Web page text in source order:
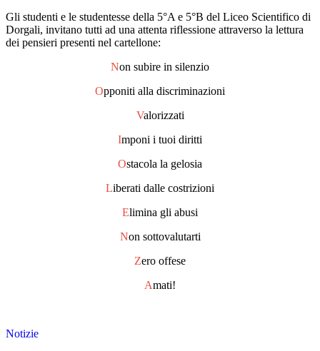
Gli studenti e le studentesse della 5°A e 5°B del Liceo Scientifico di
Dorgali, invitano tutti ad una attenta riflessione attraverso la lettura
dei pensieri presenti nel cartellone:
Non subire in silenzio
Opponiti alla discriminazioni
Valorizzati
Imponi i tuoi diritti
Ostacola la gelosia
Liberati dalle costrizioni
Elimina gli abusi
Non sottovalutarti
Zero offese
Amati!
Notizie